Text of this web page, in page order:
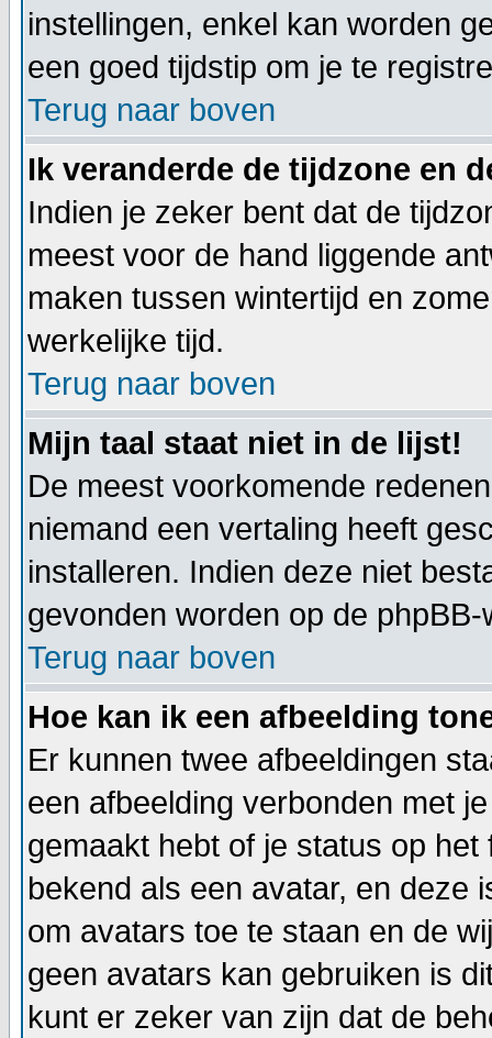
instellingen, enkel kan worden
een goed tijdstip om je te
Terug naar boven
Ik veranderde de tijdzone en
Indien je zeker bent dat de
meest voor de hand liggende
maken tussen wintertijd en
werkelijke tijd.
Terug naar boven
Mijn taal staat niet in de lijst!
De meest voorkomende
niemand een vertaling heeft
installeren. Indien deze niet
gevonden worden op de
Terug naar boven
Hoe kan ik een afbeelding
Er kunnen twee afbeeldingen
een afbeelding verbonden met
gemaakt hebt of je status op
bekend als een avatar, en deze
om avatars toe te staan en de
geen avatars kan gebruiken is
kunt er zeker van zijn dat de